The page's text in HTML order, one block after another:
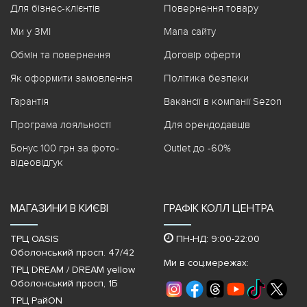
Для бізнес-клієнтів
Ми у ЗМІ
Обмін та повернення
Як оформити замовлення
Гарантія
Програма лояльності
Бонус 100 грн за фото-
відеовідгук
Повернення товару
Мапа сайту
Договір оферти
Політика безпеки
Вакансії в компанії Sezon
Для орендодавців
Outlet до -60%
МАГАЗИНИ В КИЄВІ
ТРЦ OASIS
Оболонський просп. 47/42
ТРЦ DREAM / DREAM yellow
Оболонський просп, 1Б
ТРЦ РайON
ГРАФІК КОЛЛ ЦЕНТРА
ПН-НД: 9:00-22:00
Ми в соц.мережах: